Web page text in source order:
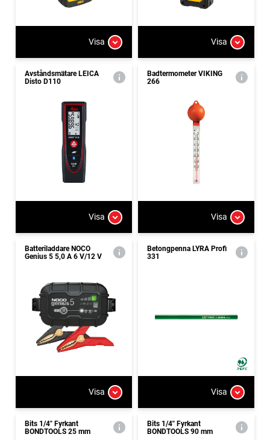
Visa Visa
Avståndsmätare LEICA
Disto D110
Visa
Badtermometer VIKING
266
Visa
Batteriladdare NOCO
Genius 5 5,0 A 6 V/12 V
Visa
Betongpenna LYRA Profi
331
Visa
Bits 1/4" Fyrkant
BONDTOOLS 25 mm
Bits 1/4" Fyrkant
BONDTOOLS 90 mm